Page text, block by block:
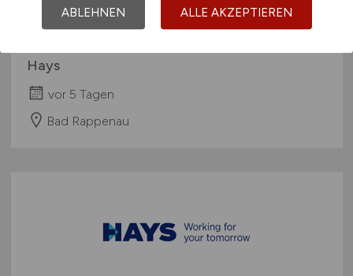
(m/w/d)
Hays
vor 5 Tagen
Bad Rappenau
ABLEHNEN ALLE AKZEPTIEREN